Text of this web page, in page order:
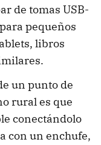
de tomas USB-
pequeños
libros
un punto de
rural es que
conectándolo
con un enchufe,